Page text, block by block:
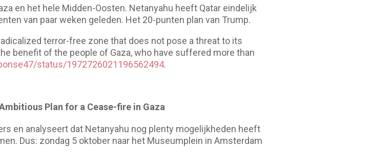
en het hele Midden-Oosten. Netanyahu heeft Qatar eindelijk
van paar weken geleden. Het 20-punten plan van Trump.
terror-free zone that does not pose a threat to its
benefit of the people of Gaza, who have suffered more than
status/1972726021196562494.
Plan for a Cease-fire in Gaza
en analyseert dat Netanyahu nog plenty mogelijkheden heeft
Dus: zondag 5 oktober naar het Museumplein in Amsterdam